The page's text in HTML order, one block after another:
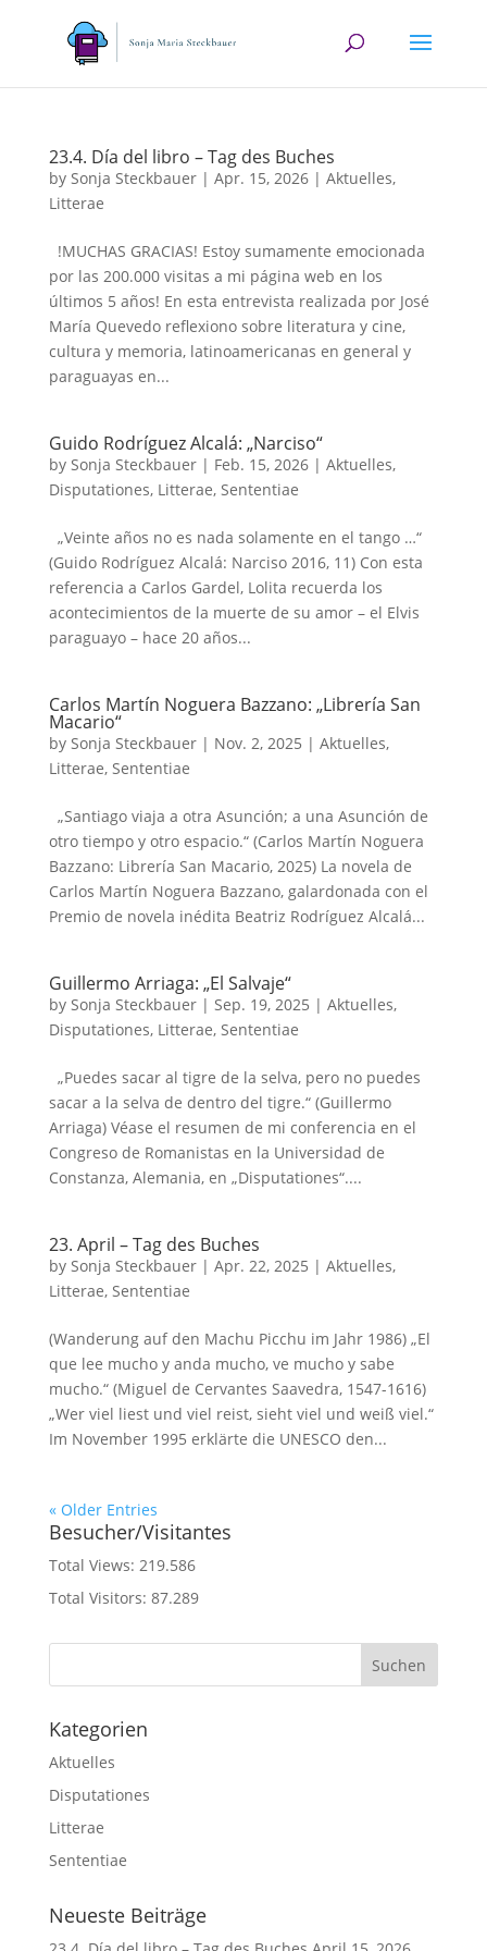
23.4. Día del libro – Tag des Buches
by Sonja Steckbauer| Apr. 15, 2026| Aktuelles,
Litterae
!MUCHAS GRACIAS! Estoy sumamente emocionada
por las 200.000 visitas a mi página web en los
últimos 5 años! En esta entrevista realizada por José
María Quevedo reflexiono sobre literatura y cine,
cultura y memoria, latinoamericanas en general y
paraguayas en...
Guido Rodríguez Alcalá: „Narciso“
by Sonja Steckbauer| Feb. 15, 2026| Aktuelles,
Disputationes, Litterae, Sententiae
„Veinte años no es nada solamente en el tango …“
(Guido Rodríguez Alcalá: Narciso 2016, 11) Con esta
referencia a Carlos Gardel, Lolita recuerda los
acontecimientos de la muerte de su amor – el Elvis
paraguayo – hace 20 años...
Carlos Martín Noguera Bazzano: „Librería San
Macario“
by Sonja Steckbauer| Nov. 2, 2025 | Aktuelles,
Litterae, Sententiae
„Santiago viaja a otra Asunción; a una Asunción de
otro tiempo y otro espacio.“ (Carlos Martín Noguera
Bazzano: Librería San Macario, 2025) La novela de
Carlos Martín Noguera Bazzano, galardonada con el
Premio de novela inédita Beatriz Rodríguez Alcalá...
Guillermo Arriaga: „El Salvaje“
by Sonja Steckbauer| Sep. 19, 2025 | Aktuelles,
Disputationes, Litterae, Sententiae
„Puedes sacar al tigre de la selva, pero no puedes
sacar a la selva de dentro del tigre.“ (Guillermo
Arriaga) Véase el resumen de mi conferencia en el
Congreso de Romanistas en la Universidad de
Constanza, Alemania, en „Disputationes“....
23. April – Tag des Buches
by Sonja Steckbauer| Apr. 22, 2025 | Aktuelles,
Litterae, Sententiae
(Wanderung auf den Machu Picchu im Jahr 1986) „El
que lee mucho y anda mucho, ve mucho y sabe
mucho.“ (Miguel de Cervantes Saavedra, 1547-1616)
„Wer viel liest und viel reist, sieht viel und weiß viel.“
Im November 1995 erklärte die UNESCO den...
« Older Entries
Besucher/Visitantes
Total Views: 219.586
Total Visitors: 87.289
Kategorien
Aktuelles
Disputationes
Litterae
Sententiae
Neueste Beiträge